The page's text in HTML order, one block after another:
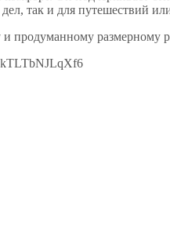
так и для путешествий
и продуманному размерному